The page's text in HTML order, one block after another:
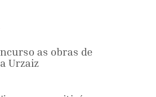
as obras de
Urzaiz